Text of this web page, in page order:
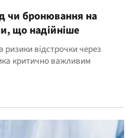
чи бронювання на
що надійніше
відстрочки через
критично важливим